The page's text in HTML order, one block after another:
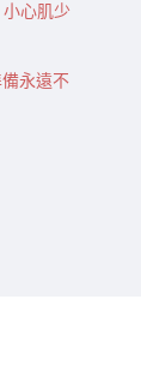
心肌少
永遠不